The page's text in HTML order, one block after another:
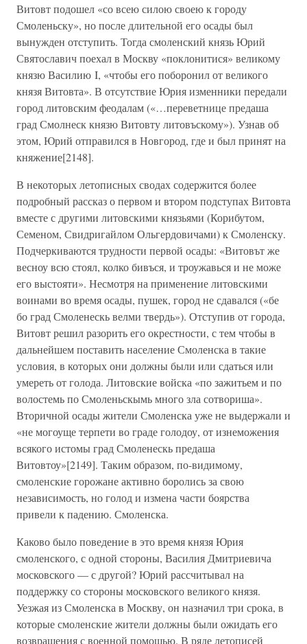
Витовт подошел «со всею силою своею к городу
Смоленьску», но после длительной его осады был
вынужден отступить. Тогда смоленский князь Юрий
Святославич поехал в Москву «поклонитися» великому
князю Василию I, «чтобы его поборонил от великого
князя Витовта». В отсутствие Юрия изменники передали
город литовским феодалам («…переветнице предаша
град Смолнеск князю Витовту литовъскому»). Узнав об
этом, Юрий отправился в Новгород, где и был принят на
княжение[2148].
В некоторых летописных сводах содержится более
подробный рассказ о первом и втором подступах Витовта
вместе с другими литовскими князьями (Корибутом,
Семеном, Свидригайлом Ольгердовичами) к Смоленску.
Подчеркиваются трудности первой осады: «Витовът же
весноу всю стоял, колко бивъся, и троужавься и не може
его выстояти». Несмотря на применение литовскими
воинами во время осады, пушек, город не сдавался («бе
бо град Смоленескь велми твердь»). Отступив от города,
Витовт решил разорить его окрестности, с тем чтобы в
дальнейшем поставить население Смоленска в такие
условия, в которых они должны были или сдаться или
умереть от голода. Литовские войска «по зажитьем и по
волостемь по Смоленьскымь много зла сотвориша».
Вторичной осады жители Смоленска уже не выдержали и
«не могоуще терпети во граде голодоу, от изнеможения
всякого истомы град Смоленескь предаша
Витовтоу»[2149]. Таким образом, по-видимому,
смоленские горожане активно боролись за свою
независимость, но голод и измена части боярства
привели к падению. Смоленска.
Каково было поведение в это время князя Юрия
смоленского, с одной стороны, Василия Дмитриевича
московского — с другой? Юрий рассчитывал на
поддержку со стороны московского великого князя.
Уезжая из Смоленска в Москву, он назначил три срока, в
которые смоленские жители должны были ожидать его
возвращения с военной помощью. В ряде летописей